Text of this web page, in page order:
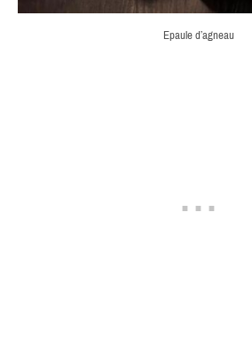
Epaule d’agneau